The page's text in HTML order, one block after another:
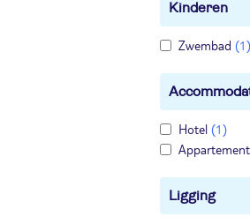
Kinderen
Zwembad (1)
Hotel (1)
Appartement
Ligging